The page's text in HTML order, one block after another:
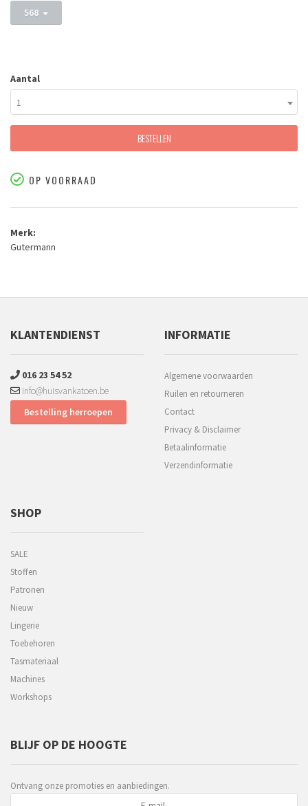
568
Aantal
1
BESTELLEN
OP VOORRAAD
Merk:
Gutermann
KLANTENDIENST
016 23 54 52
info@huisvankatoen.be
Bestelling herroepen
INFORMATIE
Algemene voorwaarden
Ruilen en retourneren
Contact
Privacy & Disclaimer
Betaalinformatie
Verzendinformatie
SHOP
SALE
Stoffen
Patronen
Nieuw
Lingerie
Toebehoren
Tasmateriaal
Machines
Workshops
BLIJF OP DE HOOGTE
Ontvang onze promoties en aanbiedingen.